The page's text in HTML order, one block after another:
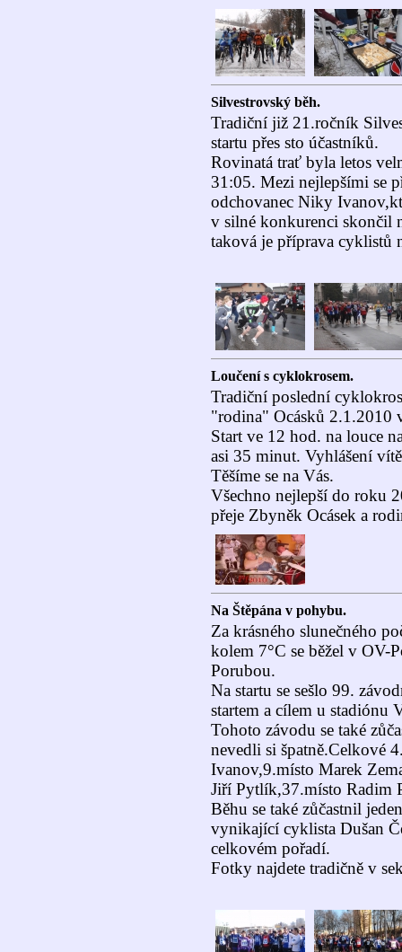
Silvestrovský běh.
Tradiční již 21.ročník
startu přes sto účastníků.
Rovinatá trať byla letos
31:05. Mezi nejlepšími se
odchovanec Niky
v silné konkurenci skončil
taková je příprava cyklistů
Loučení s cyklokrosem.
Tradiční poslední
"rodina" Ocásků 2.1.2010
Start ve 12 hod. na louce
asi 35 minut. Vyhlášení
Těšíme se na Vás.
Všechno nejlepší do roku
přeje Zbyněk Ocásek a
Na Štěpána v pohybu.
Za krásného slunečného
kolem 7°C se běžel v OV-
Porubou.
Na startu se sešlo 99.
startem a cílem u stadiónu
Tohoto závodu se také
nevedli si špatně.Celkové
Ivanov,9.místo Marek
Jiří Pytlík,37.místo Radim
Běhu se také zůčastnil
vynikající cyklista Dušan
celkovém pořadí.
Fotky najdete tradičně v